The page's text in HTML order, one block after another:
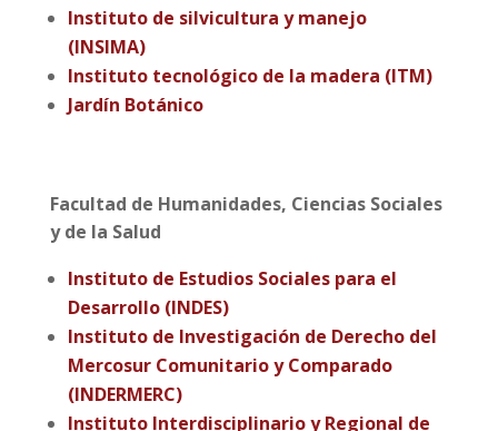
Instituto de silvicultura y manejo
(INSIMA)
Instituto tecnológico de la madera (ITM)
Jardín Botánico
Facultad de Humanidades, Ciencias Sociales
y de la Salud
Instituto de Estudios Sociales para el
Desarrollo (INDES)
Instituto de Investigación de Derecho del
Mercosur Comunitario y Comparado
(INDERMERC)
Instituto Interdisciplinario y Regional de